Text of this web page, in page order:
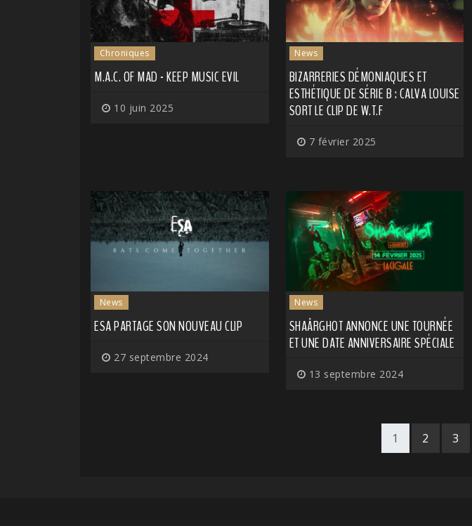
Chroniques
M.A.C. OF MAD - KEEP MUSIC EVIL
10 juin 2025
News
BIZARRERIES DÉMONIAQUES ET
ESTHÉTIQUE DE SÉRIE B : CALVA LOUISE
SORT LE CLIP DE W.T.F
7 février 2025
News
ESA PARTAGE SON NOUVEAU CLIP
27 septembre 2024
News
SHAÂRGHOT ANNONCE UNE TOURNÉE
ET UNE DATE ANNIVERSAIRE SPÉCIALE
13 septembre 2024
1 2 3